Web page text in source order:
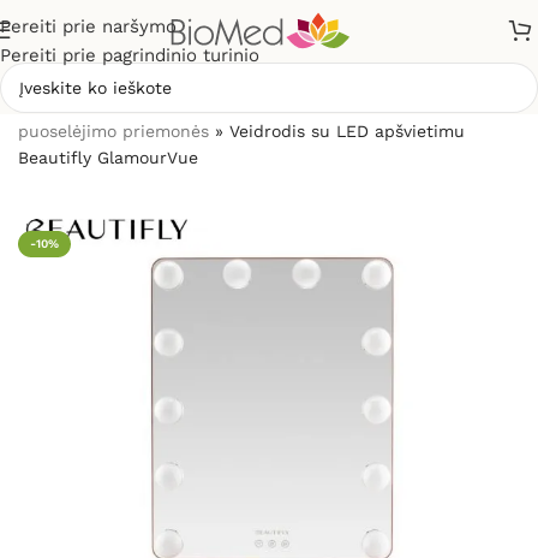
Pereiti prie naršymo
Pereiti prie pagrindinio turinio
puoselėjimo priemonės » Veidrodis su LED apšvietimu
Beautifly GlamourVue
-10%